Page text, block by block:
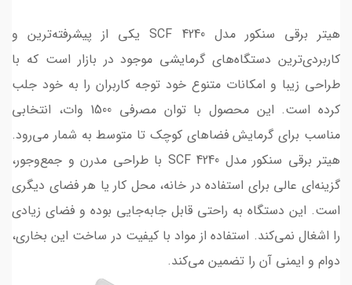
هیتر برقی سنکور مدل SCF 4240 یکی از پیشرفته‌ترین و
کاربردی‌ترین دستگاه‌های گرمایشی موجود در بازار است که با
طراحی زیبا و امکانات متنوع خود توجه کاربران را به خود جلب
کرده است. این محصول با توان مصرفی 1500 وات، انتخابی
مناسب برای گرمایش فضاهای کوچک تا متوسط به شمار می‌رود.
هیتر برقی سنکور مدل SCF 4240 با طراحی مدرن و جمع‌وجور،
گزینه‌ای عالی برای استفاده در خانه، محل کار یا هر فضای دیگری
است. این دستگاه به راحتی قابل جابه‌جایی بوده و فضای زیادی
را اشغال نمی‌کند. استفاده از مواد با کیفیت در ساخت این بخاری،
دوام و ایمنی آن را تضمین می‌کند.